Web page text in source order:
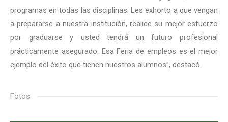
programas en todas las disciplinas. Les exhorto a que vengan
a prepararse a nuestra institución, realice su mejor esfuerzo
por graduarse y usted tendrá un futuro profesional
prácticamente asegurado. Esa Feria de empleos es el mejor
ejemplo del éxito que tienen nuestros alumnos”, destacó.
Fotos